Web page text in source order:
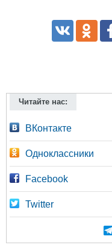
Читайте нас:
ВКонтакте
Одноклассники
Facebook
Twitter